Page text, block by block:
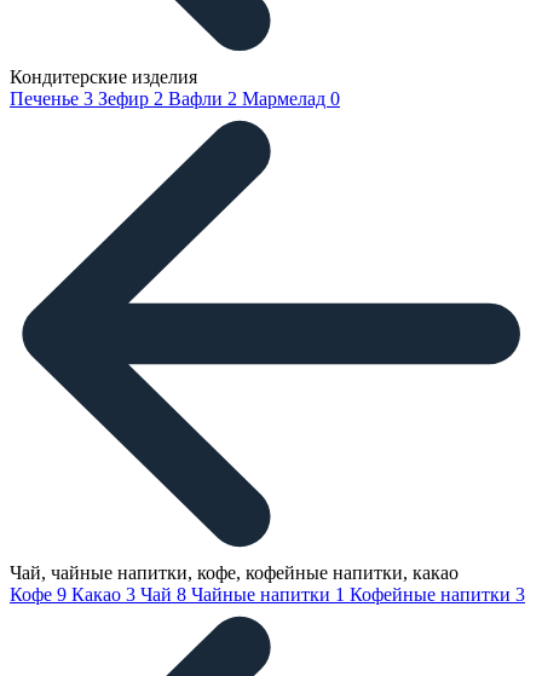
Кондитерские изделия
Печенье 3 Зефир 2 Вафли 2 Мармелад 0
Чай, чайные напитки, кофе, кофейные напитки, какао
Кофе 9 Какао 3 Чай 8 Чайные напитки 1 Кофейные напитки 3